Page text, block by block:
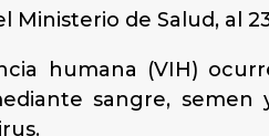
Ministerio de Salud, al
humana (VIH)
sangre,